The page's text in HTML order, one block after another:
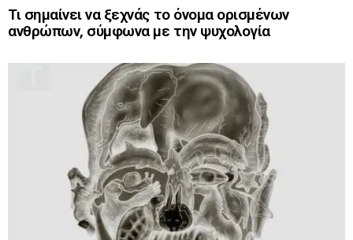
Τι σημαίνει να ξεχνάς το όνομα ορισμένων
ανθρώπων, σύμφωνα με την ψυχολογία